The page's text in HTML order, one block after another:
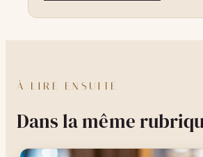
À LIRE ENSUITE
Dans la même